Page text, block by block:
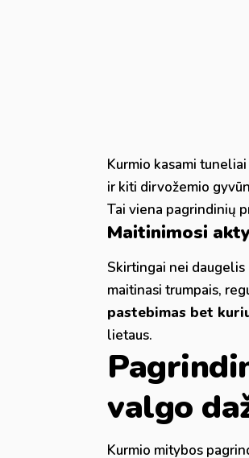
Kurmio kasami
ir kiti dirvožemio
Tai viena pagrindinių
Maitinimosi
Skirtingai nei daugelis
maitinasi trumpais,
pastebimas bet
lietaus.
valgo
Kurmio mitybos